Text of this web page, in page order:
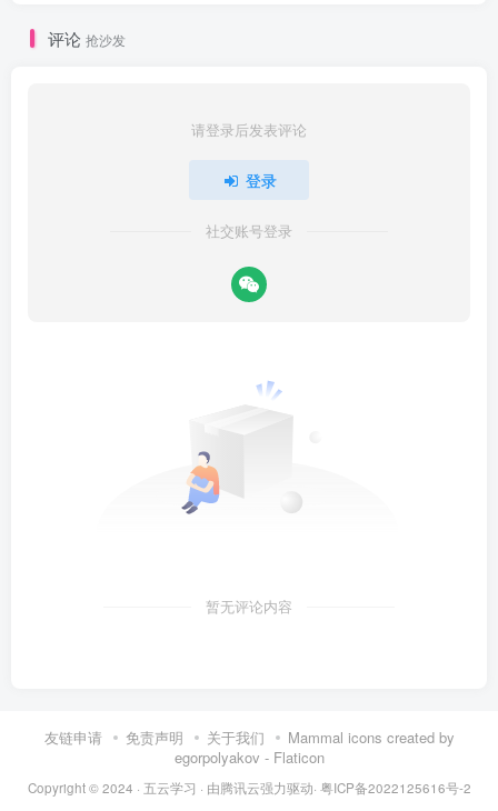
重要性：适应现代社会复杂人际关系，避免吃亏上
举例：孩子对父母的猜心术、成年人的猜心术（职
与相士、演技的区别与联系。
分析谎言的社会功能与必要性。
如何通过外在变化（如恋爱中女性的打扮、眼神）
判断情感状态。
评论 抢沙发
请登录后发表评论
登录
社交账号登录
暂无评论内容
友链申请 免责声明 关于我们
Mammal icons created by
egorpolyakov - Flaticon
Copyright © 2024 · 五云学习 · 由腾讯云强力驱动· 粤ICP备2022125616号-2